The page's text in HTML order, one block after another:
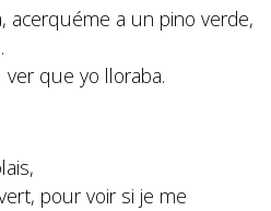
acerquéme a un pino verde,
ver que yo lloraba.
pour voir si je me